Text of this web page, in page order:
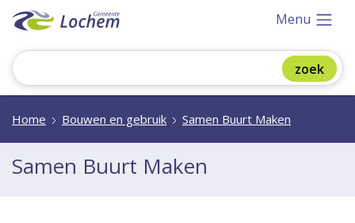
Menu
Home Bouwen en gebruik Samen Buurt Maken
Samen Buurt Maken